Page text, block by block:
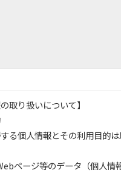
取り扱いについて】
る個人情報とその利用目的
ページ等のデータ（個人情